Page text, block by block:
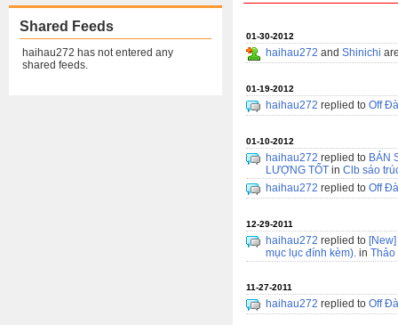
Shared Feeds
haihau272 has not entered any
shared feeds.
01-30-2012
haihau272 and Shinichi
01-19-2012
haihau272 replied to Off
01-10-2012
haihau272 replied to BÁN
LƯỢNG TỐT in Clb sáo
haihau272 replied to Off
12-29-2011
haihau272 replied to
mục lục đính kèm). in Thảo
11-27-2011
haihau272 replied to Off